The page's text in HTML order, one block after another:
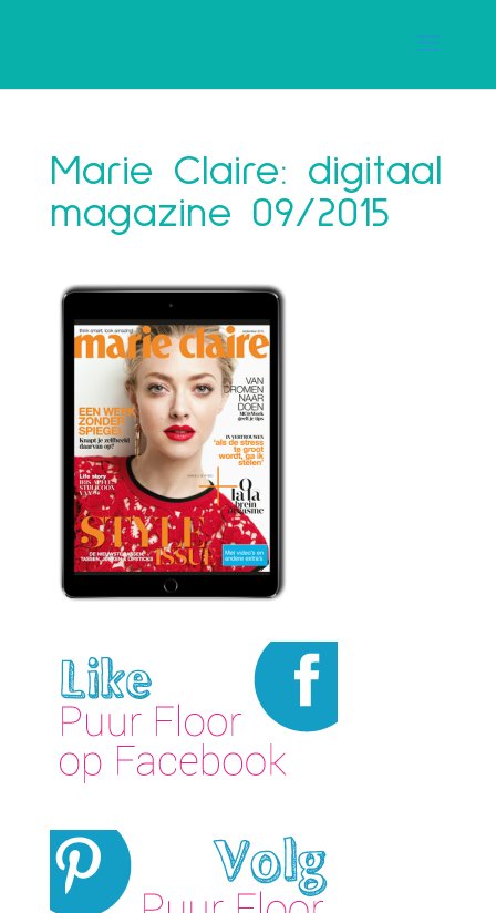
Marie Claire: digitaal
magazine 09/2015